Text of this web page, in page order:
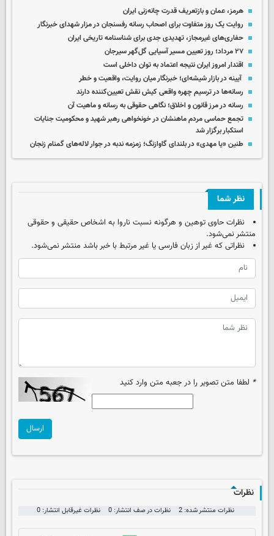
هرمز، عمان و بازتعریف قدرت چانه‌زنی ایران
روایت یک روز متفاوت برای اصحاب رسانه رفسنجان در مزار شهدای خبرنگار
حفاری‌های غیرمجاز، تهدیدی جدی برای شناسنامه تاریخی ایران
۲۷ مرداد؛ روز تعیین مسیر آسیایی گل‌گهر سیرجان
اقتدار امروز ایران نتیجه اعتماد به توان داخلی است
آیینه در بازار شیشه‌ای؛ خبرنگار میان روایت، واقعیت و خطر
رسانه‌ها در ترسیم چهره واقعی کیش نقش تعیین‌کننده دارند
رسانه در مرز قانون و اخلاق؛ نگاهی حقوقی به رسانه و ماهیت آن
تجمع حماسی مردم ماهنشان در خونخواهی رهبر شهید و محکومیت جنایات
استکبار برگزار شد
طنین «یا مهدی» در بلندای گاوازنگ؛ زمزمه ندبه در جوار لاله‌های گمنام زنجان
نظر شما
نظرات حاوی توهین و هرگونه نسبت ناروا به اشخاص حقیقی و حقوقی
منتشر نمی‌شود.
نظراتی که غیر از زبان فارسی یا غیر مرتبط با خبر باشد منتشر نمی‌شود.
* لطفا متن تصویر را در جعبه متن وارد کنید
ارسال
نظرات
نظرات منتشر شده: 2 نظرات در صف انتشار: 0 نظرات غیرقابل انتشار: 0